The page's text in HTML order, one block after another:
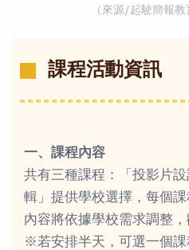
（來源/起駛簡報教
課程活動資訊
一、課程內容
共有三種課程：「投影片
輯」提供學校選擇，每個
內容將依據學校需求調整，
※若安排半天，可選一個課